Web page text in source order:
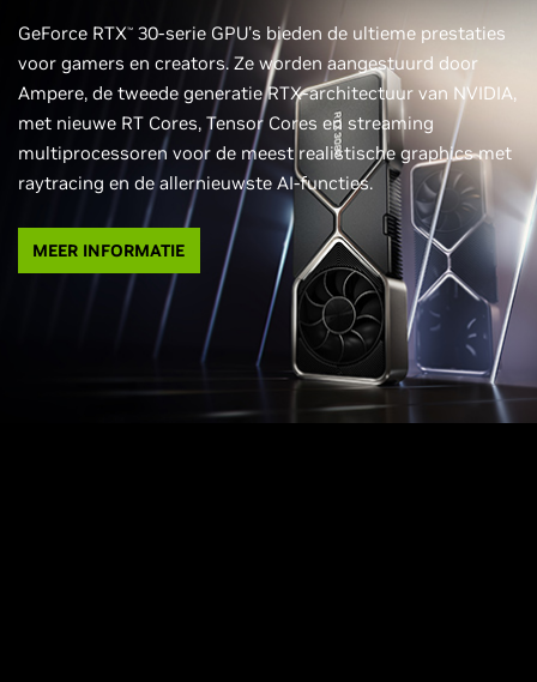
GeForce RTX™ 30-serie GPU's bieden de ultieme prestaties
voor gamers en creators. Ze worden aangestuurd door
Ampere, de tweede generatie RTX-architectuur van NVIDIA,
met nieuwe RT Cores, Tensor Cores en streaming
multiprocessoren voor de meest realistische graphics met
raytracing en de allernieuwste AI-functies.
MEER INFORMATIE